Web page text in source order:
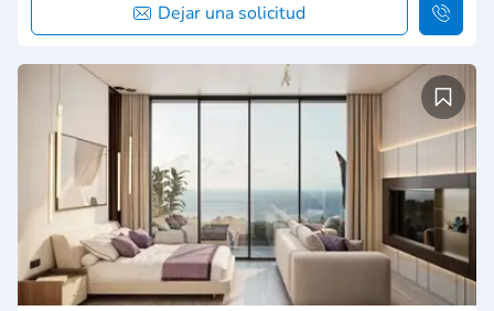
Dejar una solicitud